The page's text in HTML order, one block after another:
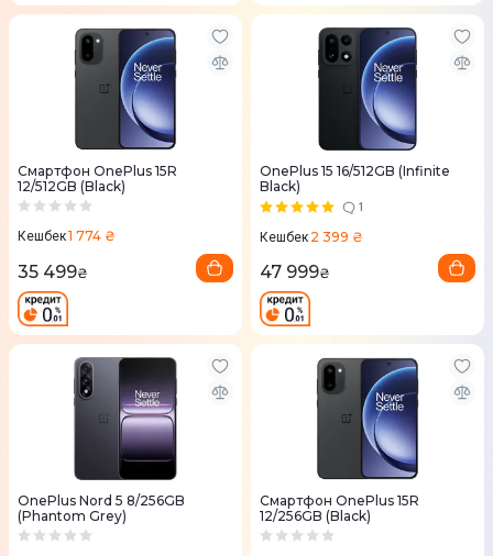
Смартфон OnePlus 15R
12/512GB (Black)
Кешбек1 774 ₴
35 499₴
OnePlus 15 16/512GB (Infinite
Black)
1
Кешбек 2 399 ₴
47 999₴
OnePlus Nord 5 8/256GB
(Phantom Grey)
Смартфон OnePlus 15R
12/256GB (Black)